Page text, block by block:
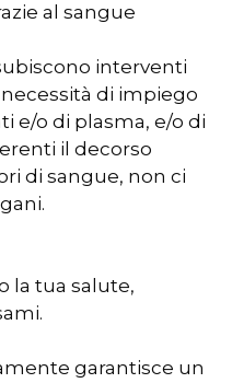
al sangue
interventi
di impiego
e/o di plasma, e/o di
il decorso
di sangue, non ci
la tua salute,
garantisce un